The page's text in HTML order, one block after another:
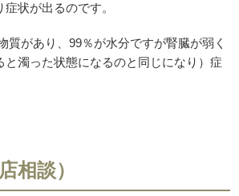
状が出るのです。
があり、99％が水分ですが腎臓が弱く
濁った状態になるのと同じになり）症
相談）